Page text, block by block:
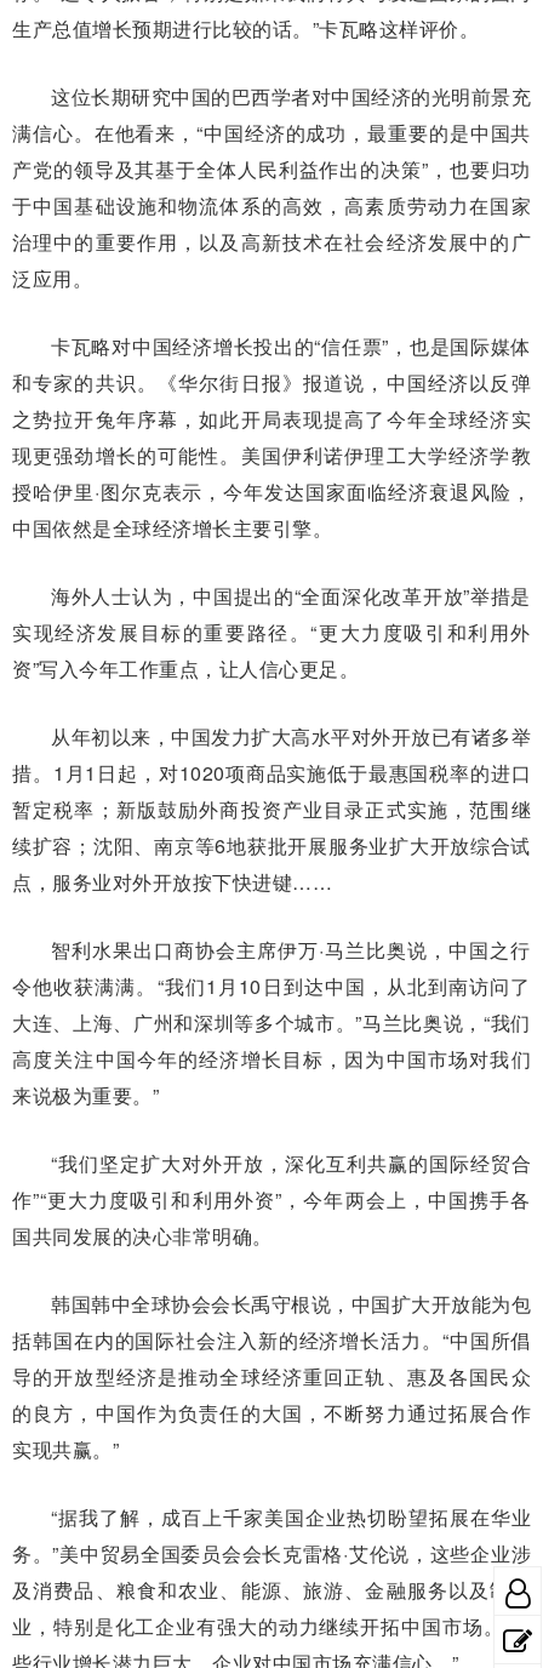
生产总值增长预期进行比较的话。”卡瓦略这样评价。
这位长期研究中国的巴西学者对中国经济的光明前景充
满信心。在他看来，“中国经济的成功，最重要的是中国共
产党的领导及其基于全体人民利益作出的决策”，也要归功
于中国基础设施和物流体系的高效，高素质劳动力在国家
治理中的重要作用，以及高新技术在社会经济发展中的广
泛应用。
卡瓦略对中国经济增长投出的“信任票”，也是国际媒体
和专家的共识。《华尔街日报》报道说，中国经济以反弹
之势拉开兔年序幕，如此开局表现提高了今年全球经济实
现更强劲增长的可能性。美国伊利诺伊理工大学经济学教
授哈伊里·图尔克表示，今年发达国家面临经济衰退风险，
中国依然是全球经济增长主要引擎。
海外人士认为，中国提出的“全面深化改革开放”举措是
实现经济发展目标的重要路径。“更大力度吸引和利用外
资”写入今年工作重点，让人信心更足。
从年初以来，中国发力扩大高水平对外开放已有诸多举
措。1月1日起，对1020项商品实施低于最惠国税率的进口
暂定税率；新版鼓励外商投资产业目录正式实施，范围继
续扩容；沈阳、南京等6地获批开展服务业扩大开放综合试
点，服务业对外开放按下快进键……
智利水果出口商协会主席伊万·马兰比奥说，中国之行
令他收获满满。“我们1月10日到达中国，从北到南访问了
大连、上海、广州和深圳等多个城市。”马兰比奥说，“我们
高度关注中国今年的经济增长目标，因为中国市场对我们
来说极为重要。”
“我们坚定扩大对外开放，深化互利共赢的国际经贸合
作”“更大力度吸引和利用外资”，今年两会上，中国携手各
国共同发展的决心非常明确。
韩国韩中全球协会会长禹守根说，中国扩大开放能为包
括韩国在内的国际社会注入新的经济增长活力。“中国所倡
导的开放型经济是推动全球经济重回正轨、惠及各国民众
的良方，中国作为负责任的大国，不断努力通过拓展合作
实现共赢。”
“据我了解，成百上千家美国企业热切盼望拓展在华业
务。”美中贸易全国委员会会长克雷格·艾伦说，这些企业涉
及消费品、粮食和农业、能源、旅游、金融服务以及制造
业，特别是化工企业有强大的动力继续开拓中国市场。“这
些行业增长潜力巨大，企业对中国市场充满信心。”